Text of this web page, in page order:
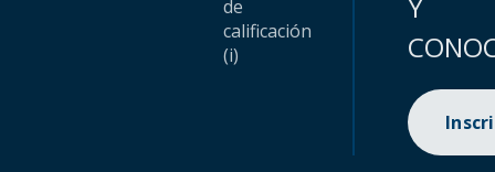
de
calificación
(i)